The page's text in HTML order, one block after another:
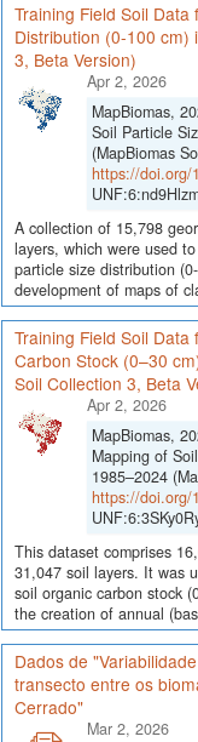
Training Field Soil
Distribution (0-100 cm)
3, Beta Version)
Apr 2, 2026
MapBiomas,
Soil Particle
(MapBiomas
https://doi.org/
A collection of 15,798
layers, which were used
particle size distribution
development of maps of
Training Field Soil
Carbon Stock (0–30
Soil Collection 3, Beta
Apr 2, 2026
MapBiomas,
Mapping of
1985–2024
https://doi.org/
This dataset comprises
31,047 soil layers. It was
soil organic carbon stock
the creation of annual
Dados de
transecto entre os
Cerrado"
Mar 2, 2026